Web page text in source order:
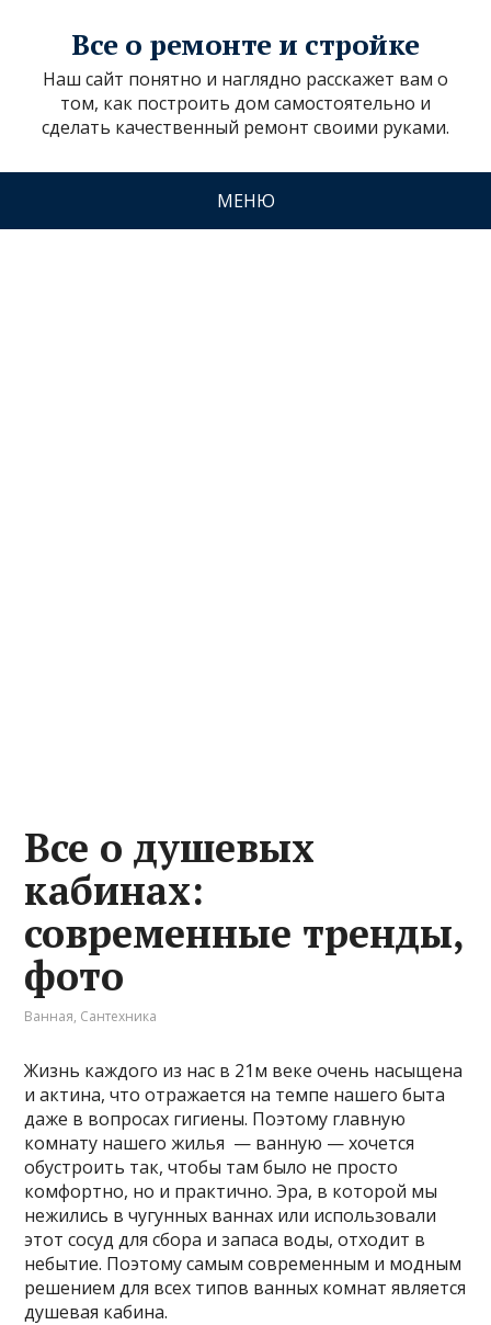
Все о ремонте и стройке
Наш сайт понятно и наглядно расскажет вам о
том, как построить дом самостоятельно и
сделать качественный ремонт своими руками.
МЕНЮ
Все о душевых
кабинах:
современные тренды,
фото
Ванная, Сантехника
Жизнь каждого из нас в 21м веке очень насыщена
и актина, что отражается на темпе нашего быта
даже в вопросах гигиены. Поэтому главную
комнату нашего жилья — ванную — хочется
обустроить так, чтобы там было не просто
комфортно, но и практично. Эра, в которой мы
нежились в чугунных ваннах или использовали
этот сосуд для сбора и запаса воды, отходит в
небытие. Поэтому самым современным и модным
решением для всех типов ванных комнат является
душевая кабина.